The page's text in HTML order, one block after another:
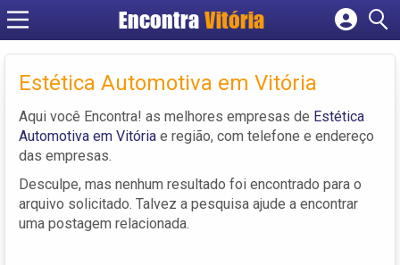
Encontra Vitória
Cadastrar empresa
Criar conta
Estética Automotiva em Vitória
Aqui você Encontra! as melhores empresas de Estética
Automotiva em Vitória e região, com telefone e endereço
das empresas.
Desculpe, mas nenhum resultado foi encontrado para o
arquivo solicitado. Talvez a pesquisa ajude a encontrar
uma postagem relacionada.